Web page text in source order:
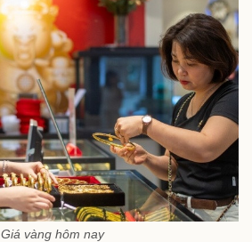
Giá vàng hôm nay